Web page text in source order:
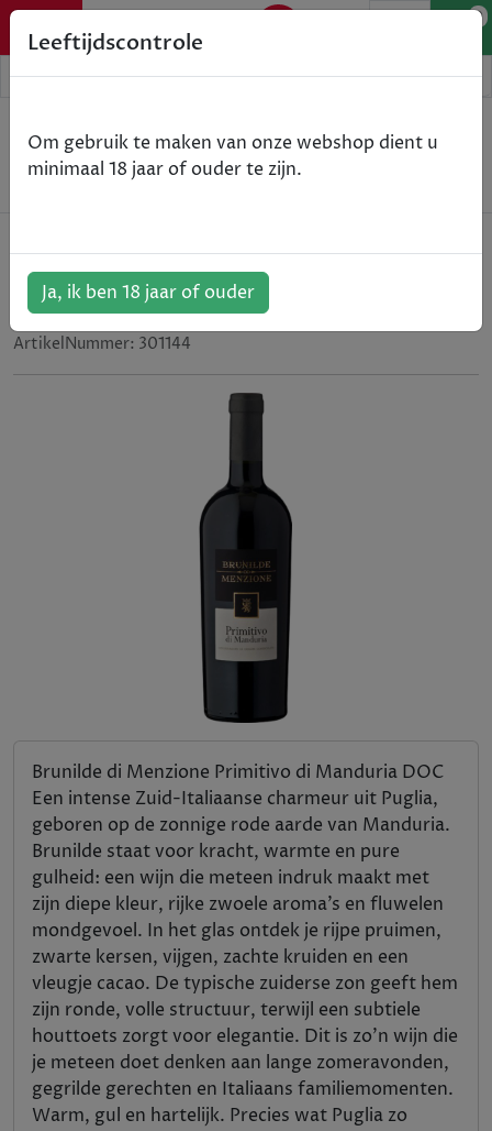
0
Wijn
Brunilde di Menzione - Primitivo di Manduria -
Puglia I.G.T. - rood - 2024 - 75cl
Brunilde di Menzione - Primitivo di
Manduria - Puglia I.G.T. - rood -
2024 - 75cl
ArtikelNummer: 301144
Brunilde di Menzione Primitivo di Manduria DOC
Een intense Zuid-Italiaanse charmeur uit Puglia,
geboren op de zonnige rode aarde van Manduria.
Brunilde staat voor kracht, warmte en pure
gulheid: een wijn die meteen indruk maakt met
zijn diepe kleur, rijke zwoele aroma’s en fluwelen
mondgevoel. In het glas ontdek je rijpe pruimen,
zwarte kersen, vijgen, zachte kruiden en een
vleugje cacao. De typische zuiderse zon geeft hem
zijn ronde, volle structuur, terwijl een subtiele
houttoets zorgt voor elegantie. Dit is zo’n wijn die
je meteen doet denken aan lange zomeravonden,
gegrilde gerechten en Italiaans familiemomenten.
Warm, gul en hartelijk. Precies wat Puglia zo
Leeftijdscontrole
Om gebruik te maken van onze webshop dient u
minimaal 18 jaar of ouder te zijn.
Ja, ik ben 18 jaar of ouder